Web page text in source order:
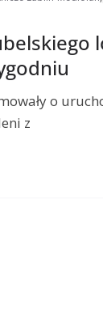
o
z